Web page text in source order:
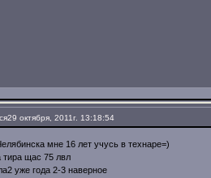
29 октября, 2011г. 13:18:54
мне 16 лет учусь в технаре=)
тира щас 75 лвл
уже года 2-3 наверное